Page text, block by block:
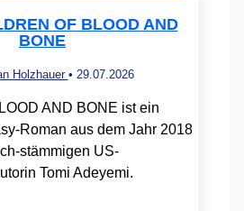
OF BLOOD AND
BONE
Holzhauer• 29.07.2026
AND BONE ist ein
Roman aus dem Jahr 2018
stämmigen US-
Tomi Adeyemi.